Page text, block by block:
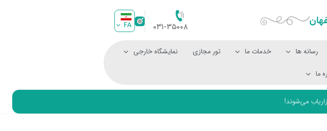
۰۳۱-۳۵۰۰۸ FA
رسانه ها خدمات ما تور مجازی نمایشگاه خارجی
ما
می‌شوند!